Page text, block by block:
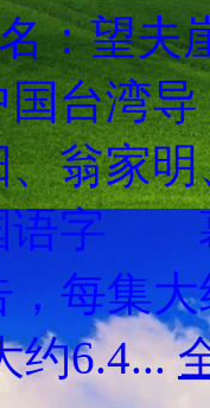
：望夫
台湾
翁家
字 幕
，每
约6.4...